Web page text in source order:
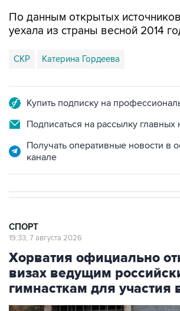
По данным открытых
уехала из страны весной 2014
СКР Катерина Гордеева
Купить подписку на
Подписаться на рассылку главных
Получать оперативные новости в
канале
СПОРТ
19:33, 7 августа 2026
Хорватия официально
визах ведущим
гимнасткам для участия